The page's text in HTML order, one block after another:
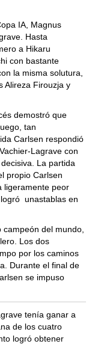
IA, Magnus
Hasta
a Hikaru
con bastante
la misma solutura,
Alireza Firouzja y
demostró que
tan
Carlsen respondió
Lagrave con
La partida
propio Carlsen
ligeramente peor
unastablas en
del mundo,
Los dos
por los caminos
Durante el final de
se impuso
tenía ganar a
de los cuatro
logró obtener